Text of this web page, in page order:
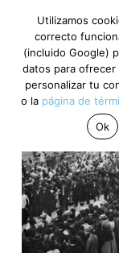
Utilizamos
correcto
(incluido Google)
datos para ofrecer
personalizar tu
o la página de
Ok